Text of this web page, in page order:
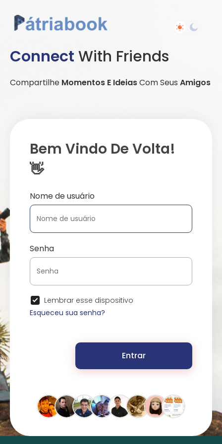
Connect With Friends
Compartilhe Momentos E IdeiasCom Seus Amigos
Bem Vindo De Volta!
👋
Nome de usuário
Senha
Lembrar esse dispositivo
Esqueceu sua senha?
Entrar